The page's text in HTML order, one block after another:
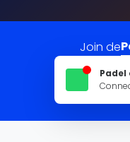
Padel
Nieuws
Vragen over padel
Padelgear
Join de